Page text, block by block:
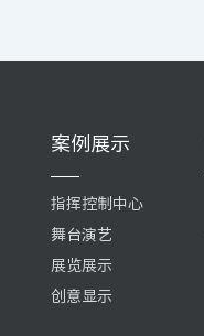
案例展示
指挥控制中心
舞台演艺
展览展示
创意显示